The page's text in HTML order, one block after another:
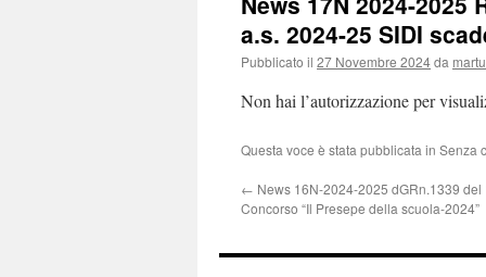
a.s. 2024-25 SIDI
Pubblicato il 27 Novembre 2024da
Non hai l’autorizzazione per
Questa voce è stata pubblicata in Senza
← News 16N-2024-2025 dGRn.1339 del
Concorso “Il Presepe della scuola-2024”